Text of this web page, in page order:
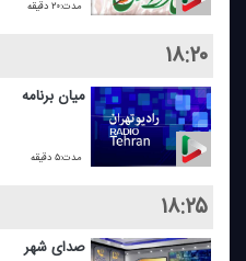
مدت:۲۰ دقیقه
۱۸:۲۰
میان برنامه
مدت:۵ دقیقه
۱۸:۲۵
صدای شهر